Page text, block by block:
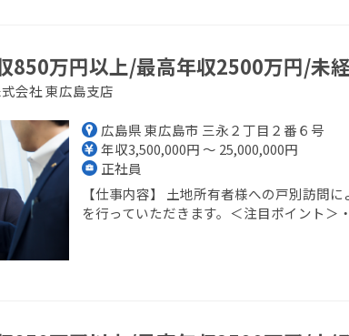
850万円以上/最高年収2500万円/未
会社 東広島支店
広島県 東広島市 三永２丁目２番６号
年収3,500,000円 ～ 25,000,000円
正社員
【仕事内容】 土地所有者様への戸別訪問
を行っていただきます。＜注目ポイント＞